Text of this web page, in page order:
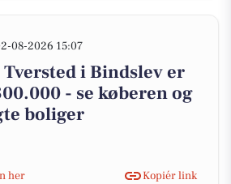
08-2026 15:07
i Bindslev er
- se køberen og
boliger
her
Kopiér link